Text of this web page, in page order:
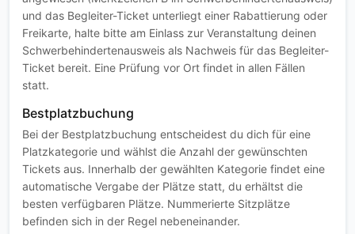
und das Begleiter-Ticket unterliegt einer Rabattierung oder
Freikarte, halte bitte am Einlass zur Veranstaltung deinen
Schwerbehindertenausweis als Nachweis für das Begleiter-
Ticket bereit. Eine Prüfung vor Ort findet in allen Fällen
statt.
Bestplatzbuchung
Bei der Bestplatzbuchung entscheidest du dich für eine
Platzkategorie und wählst die Anzahl der gewünschten
Tickets aus. Innerhalb der gewählten Kategorie findet eine
automatische Vergabe der Plätze statt, du erhältst die
besten verfügbaren Plätze. Nummerierte Sitzplätze
befinden sich in der Regel nebeneinander.